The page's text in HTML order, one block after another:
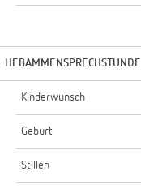
HEBAMMENSPRECHSTUNDE
Kinderwunsch
Geburt
Stillen